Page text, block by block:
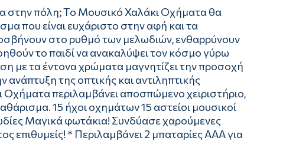
στην πόλη; Tο Μουσικό Χαλάκι Οχήματα θα
που είναι ευχάριστο στην αφή και τα
στο ρυθμό των μελωδιών, ενθαρρύνουν
το παιδί να ανακαλύψει τον κόσμο γύρω
με τα έντονα χρώματα μαγνητίζει την προσοχή
της οπτικής και αντιληπτικής
περιλαμβάνει αποσπώμενο χειριστήριο,
15 ήχοι οχημάτων 15 αστείοι μουσικοί
Μαγικά φωτάκια! Συνδύασε χαρούμενες
επιθυμείς! * Περιλαμβάνει 2 μπαταρίες ΑΑΑ για